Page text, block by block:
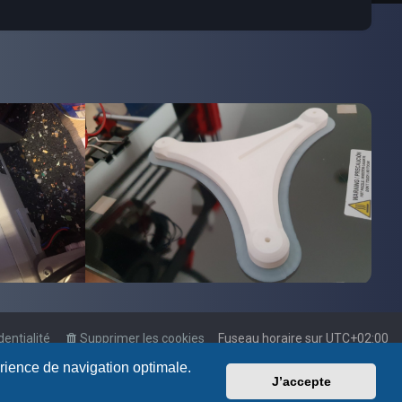
de navigation optimale.
J’accepte
Fuseau horaire surUTC+02:00
Supprimer les cookies